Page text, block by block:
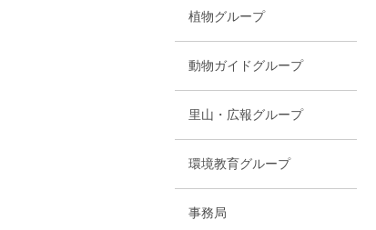
植物グループ
動物ガイドグループ
里山・広報グループ
環境教育グループ
事務局